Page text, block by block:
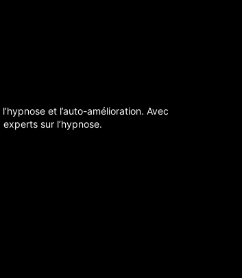
et l’auto-amélioration. Avec
sur l’hypnose.